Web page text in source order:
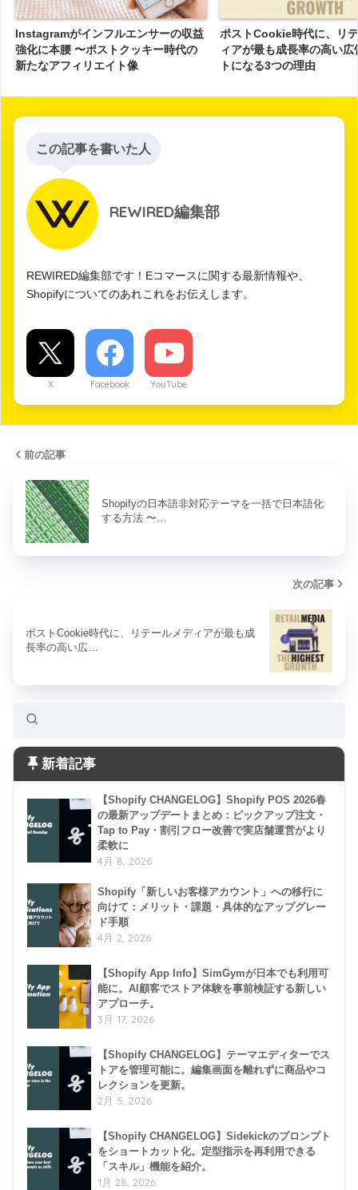
Instagramがインフルエンサーの収益
強化に本腰 〜ポストクッキー時代の
新たなアフィリエイト像
ポストCookie時代に、リ
ィアが最も成長率の高い広
トになる3つの理由
この記事を書いた人
REWIRED編集部
REWIRED編集部です！Eコマースに関する最新情報や、
Shopifyについてのあれこれをお伝えします。
X Facebook YouTube
前の記事
Shopifyの日本語非対応テーマを一括で日本語化
する方法 〜…
次の記事
ポストCookie時代に、リテールメディアが最も成
長率の高い広…
新着記事
【Shopify CHANGELOG】Shopify POS 2026春
の最新アップデートまとめ：ピックアップ注文・
Tap to Pay・割引フロー改善で実店舗運営がより
柔軟に
4月 8, 2026
Shopify「新しいお客様アカウント」への移行に
向けて：メリット・課題・具体的なアップグレー
ド手順
4月 2, 2026
【Shopify App Info】SimGymが日本でも利用可
能に。AI顧客でストア体験を事前検証する新しい
アプローチ。
3月 17, 2026
【Shopify CHANGELOG】テーマエディターでス
トアを管理可能に。編集画面を離れずに商品やコ
レクションを更新。
2月 5, 2026
【Shopify CHANGELOG】Sidekickのプロンプト
をショートカット化。定型指示を再利用できる
「スキル」機能を紹介。
1月 28, 2026